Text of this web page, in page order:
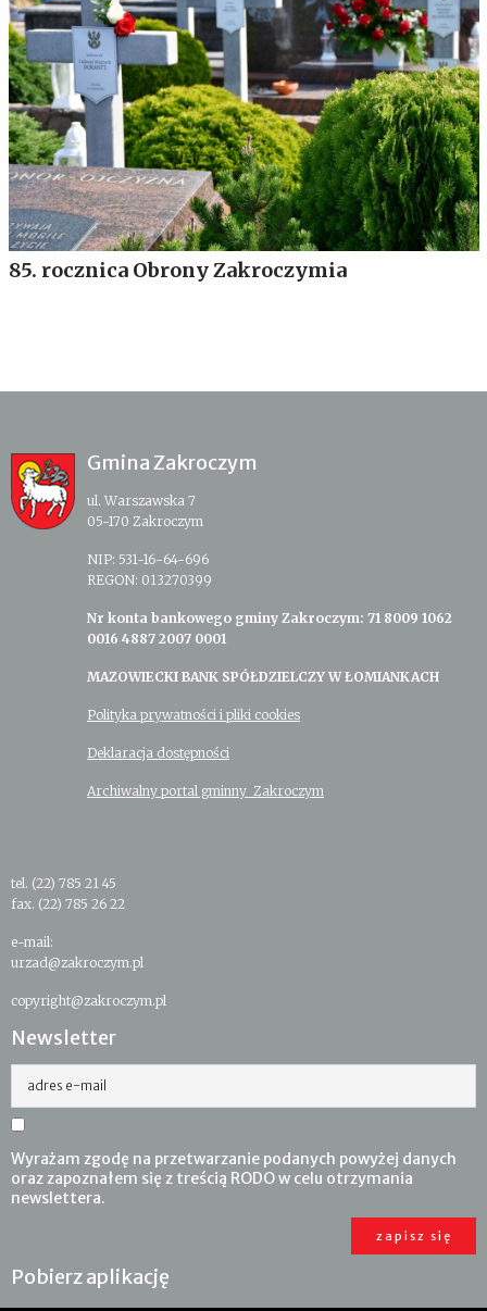
85. rocznica Obrony Zakroczymia
Gmina Zakroczym
ul. Warszawska 7
05-170 Zakroczym
NIP: 531-16-64-696
REGON: 013270399
Nr konta bankowego gminy Zakroczym: 71 8009 1062
0016 4887 2007 0001
MAZOWIECKI BANK SPÓŁDZIELCZY W ŁOMIANKACH
Polityka prywatności i pliki cookies
Deklaracja dostępności
Archiwalny portal gminny Zakroczym
tel. (22) 785 21 45
fax. (22) 785 26 22
e-mail:
urzad@zakroczym.pl
copyright@zakroczym.pl
Newsletter
adres e-mail
Wyrażam zgodę na przetwarzanie podanych powyżej danych
oraz zapoznałem się z treścią RODO w celu otrzymania
newslettera.
Pobierz aplikację